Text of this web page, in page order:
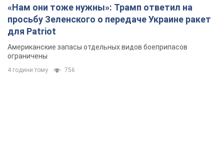
«Нам они тоже нужны»: Трамп ответил на
просьбу Зеленского о передаче Украине ракет
для Patriot
Американские запасы отдельных видов боеприпасов
ограничены
4 години тому 756